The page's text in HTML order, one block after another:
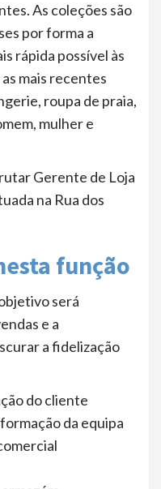
As coleções são
por forma a
rápida possível às
mais recentes
roupa de praia,
mulher e
Gerente de Loja
na Rua dos
função
será
e a
a fidelização
do cliente
da equipa